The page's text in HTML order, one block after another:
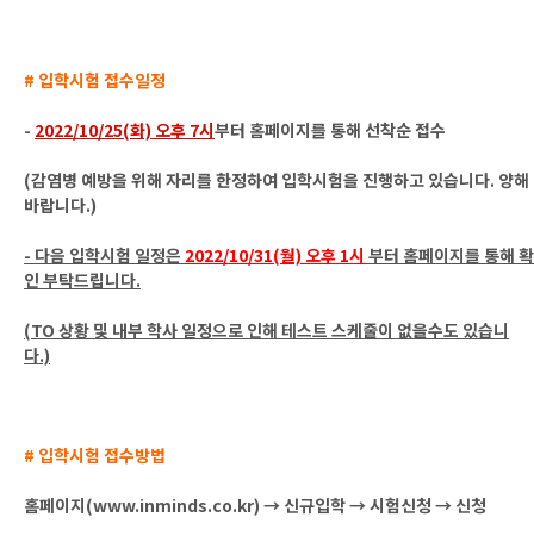
# 입학시험 접수일정
- 2022/10/25(화) 오후 7시부터 홈페이지를 통해 선착순 접수
(감염병 예방을 위해 자리를 한정하여 입학시험을 진행하고 있습니다. 양해
바랍니다.)
- 다음 입학시험 일정은 2022/10/31(월) 오후 1시 부터 홈페이지를 통해 확
인 부탁드립니다.
(TO 상황 및 내부 학사 일정으로 인해 테스트 스케줄이 없을수도 있습니
다.)
# 입학시험 접수방법
홈페이지(www.inminds.co.kr) → 신규입학 → 시험신청 → 신청